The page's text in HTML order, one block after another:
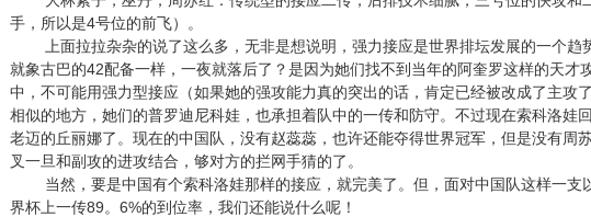
手，所以是4号位的前飞）。
上面拉拉杂杂的说了这么多，无非是想说明，强力接应是世界排坛发展的一个趋
就象古巴的42配备一样，一夜就落后了？是因为她们找不到当年的阿奎罗这样的天才
中，不可能用强力型接应（如果她的强攻能力真的突出的话，肯定已经被改成了主攻
相似的地方，她们的普罗迪尼科娃，也承担着队中的一传和防守。不过现在索科洛娃
老迈的丘丽娜了。现在的中国队，没有赵蕊蕊，也许还能夺得世界冠军，但是没有周
叉一旦和副攻的进攻结合，够对方的拦网手猜的了。
当然，要是中国有个索科洛娃那样的接应，就完美了。但，面对中国队这样一支
界杯上一传89。6%的到位率，我们还能说什么呢！